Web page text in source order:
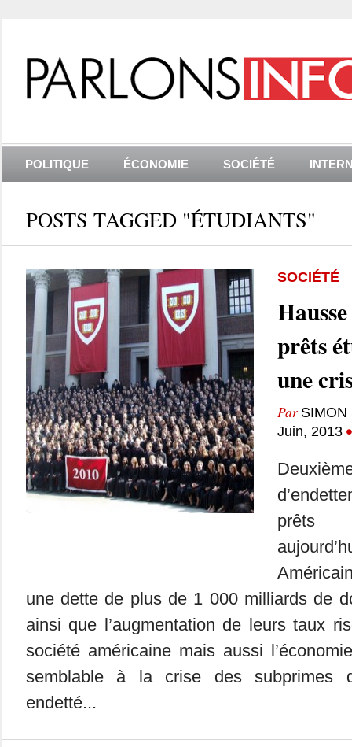
POLITIQUE ÉCONOMIE SOCIÉTÉ
POSTS TAGGED "ÉTUDIANTS"
SOCIÉTÉ
prêts
une
Par SIMON
Juin, 2013
prêts
une dette de plus de 1 000 milliards de
ainsi que l’augmentation de leurs taux
société américaine mais aussi
semblable à la crise des subprimes
endetté...